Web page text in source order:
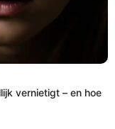
vernietigt – en hoe